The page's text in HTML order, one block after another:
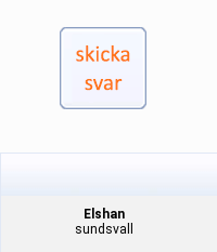
Elshan
sundsvall